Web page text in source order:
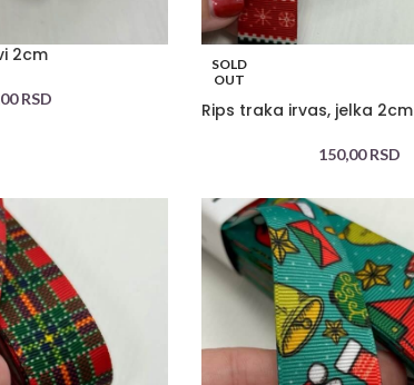
2cm
RSD
SOLD
OUT
Rips traka irvas, jelka 2cm
150,00RSD